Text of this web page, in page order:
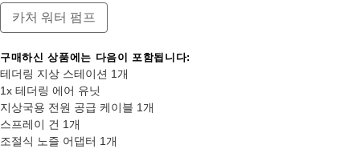
카처 워터 펌프
구매하신 상품에는 다음이 포함됩니다:
테더링 지상 스테이션 1개
1x 테더링 에어 유닛
지상국용 전원 공급 케이블 1개
스프레이 건 1개
조절식 노즐 어댑터 1개